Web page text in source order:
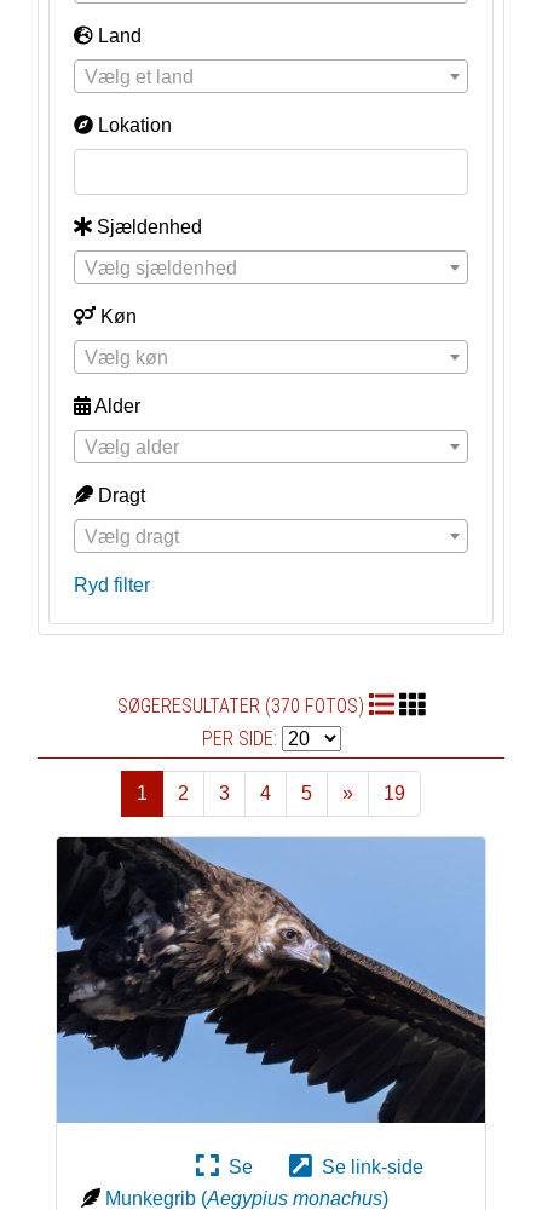
Land
Vælg et land
Lokation
Sjældenhed
Vælg sjældenhed
Køn
Vælg køn
Alder
Vælg alder
Dragt
Vælg dragt
Ryd filter
SØGERESULTATER (370 FOTOS)
PER SIDE:
1 2 3 4 5
»
Næste
19
Se
Se link-side
Munkegrib (Aegypius monachus)